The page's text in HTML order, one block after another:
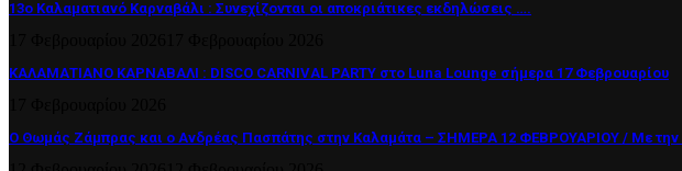
13ο Καλαματιανό Καρναβάλι : Συνεχίζονται οι αποκριάτικες εκδηλώσεις ….
ΚΑΛΑΜΑΤΙΑΝΟ ΚΑΡΝΑΒΑΛΙ : DISCO CARNIVAL PARTY στο Luna Lounge σήμερα 17 Φεβρουαρίου
Ο Θωμάς Ζάμπρας και ο Ανδρέας Πασπάτης στην Καλαμάτα – ΣΗΜΕΡΑ 12 ΦΕΒΡΟΥΑΡΙΟΥ / Με